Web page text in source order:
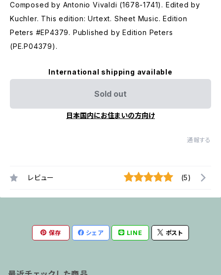
Composed by Antonio Vivaldi (1678-1741). Edited by
Kuchler. This edition: Urtext. Sheet Music. Edition
Peters #EP4379. Published by Edition Peters
(PE.P04379).
International shipping available
Sold out
日本国内にお住まいの方向け
通報する
レビュー (5)
保存 シェア LINE ポスト